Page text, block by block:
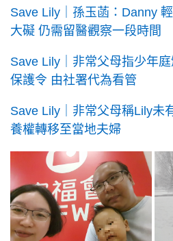
Save Lily｜孫玉菡：Danny
大礙 仍需留醫觀察一段時間
Save Lily｜非常父母指少年
保護令 由社署代為看管
Save Lily｜非常父母稱Lily未
養權轉移至當地夫婦